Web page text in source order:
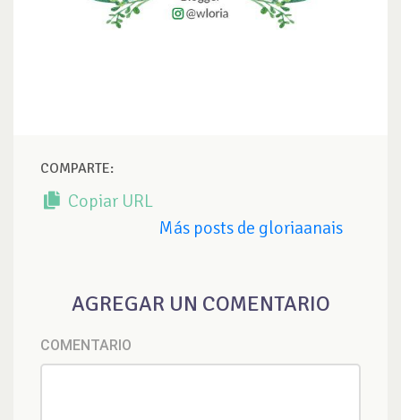
COMPARTE:
Copiar URL
Más posts de gloriaanais
AGREGAR UN COMENTARIO
COMENTARIO